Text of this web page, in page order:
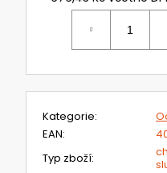
Měrná
Kategorie:
EAN:
Typ zboží: